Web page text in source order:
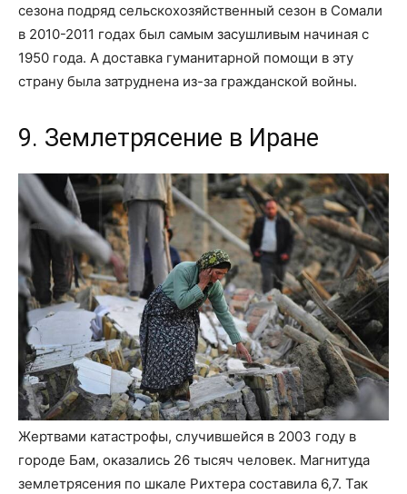
сезона подряд сельскохозяйственный сезон в Сомали
в 2010-2011 годах был самым засушливым начиная с
1950 года. А доставка гуманитарной помощи в эту
страну была затруднена из-за гражданской войны.
9. Землетрясение в Иране
Жертвами катастрофы, случившейся в 2003 году в
городе Бам, оказались 26 тысяч человек. Магнитуда
землетрясения по шкале Рихтера составила 6,7. Так